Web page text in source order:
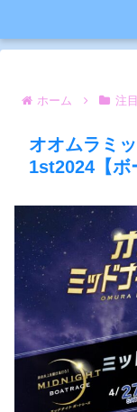
ホーム 注
オオムラミ
1st2024【ボ